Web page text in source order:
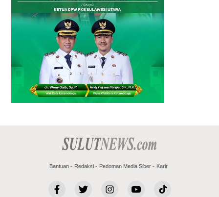
Bantuan Redaksi Pedoman Media Siber Karir